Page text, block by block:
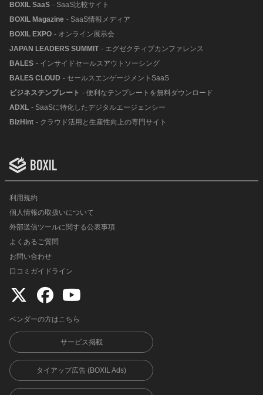
BOXIL SaaS - SaaS比較サイト
BOXIL Magazine - SaaS情報メディア
BOXIL EXPO - オンライン展示会
JAPAN LEADERS SUMMIT - エグゼクティブカンファレンス
BALES - インサイドセールスアウトソーシング
BALES CLOUD - セールスエンゲージメントSaaS
ビジネステンプレート - 便利なテンプレートを無料ダウンロード
ADXL - SaaSに特化したデジタルエージェンシー
BizHint - クラウド活用と生産性向上の専門サイト
利用規約
個人情報の取扱いについて
外部送信ツールに関する公表事項
よくあるご質問
お問い合わせ
口コミガイドライン
ベンダーの方はこちら
サービス掲載
タイアップ広告 (BOXIL Ads)